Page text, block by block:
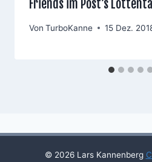
Friends im Post’s
Von TurboKanne 15 Dez.
© 2026 Lars Kannenberg